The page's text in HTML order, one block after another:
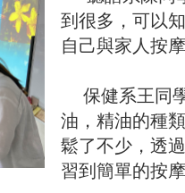
到很多，可以
自己與家人按
保健系王同
油，精油的種
鬆了不少，透
習到簡單的按